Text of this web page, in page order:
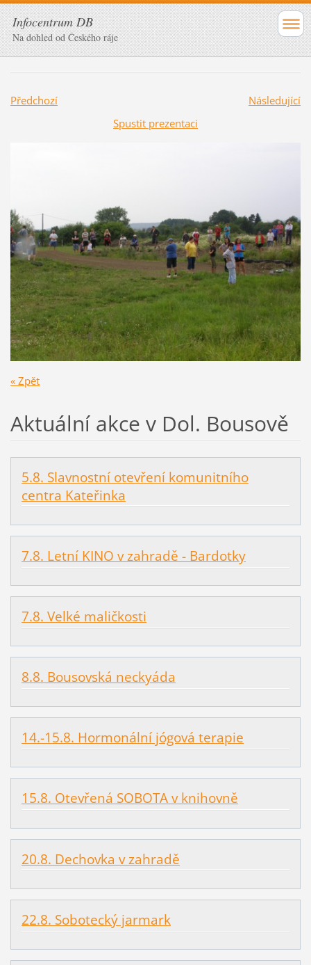
Infocentrum DB
Na dohled od Českého ráje
Předchozí
Následující
Spustit prezentaci
« Zpět
Aktuální akce v Dol. Bousově
5.8. Slavnostní otevření komunitního
centra Kateřinka
7.8. Letní KINO v zahradě - Bardotky
7.8. Velké maličkosti
8.8. Bousovská neckyáda
14.-15.8. Hormonální jógová terapie
15.8. Otevřená SOBOTA v knihovně
20.8. Dechovka v zahradě
22.8. Sobotecký jarmark